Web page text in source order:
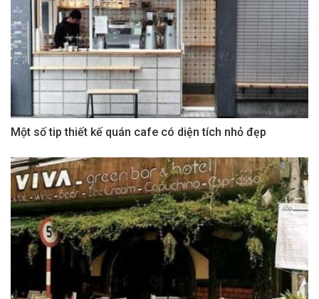
Một số tip thiết kế quán cafe có diện tích nhỏ đẹp